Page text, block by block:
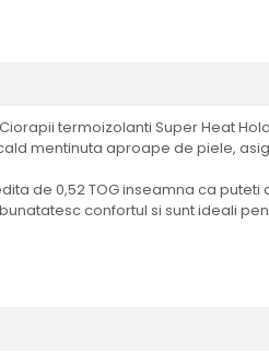
termoizolanti Super Heat
mentinuta aproape de piele,
de 0,52 TOG inseamna ca
confortul si sunt ideali